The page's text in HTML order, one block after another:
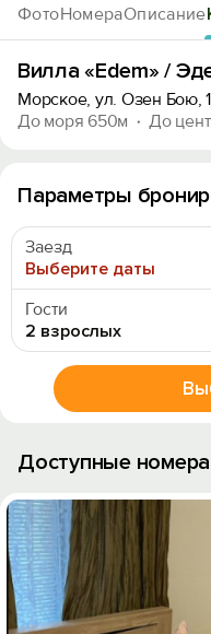
ФотоНомераОписание
Вилла «Edem» /
Морское, ул. Озен Бою,
До моря 650м
До
Параметры
Заезд
Выберите даты
Гости
2 взрослых
Доступные номера